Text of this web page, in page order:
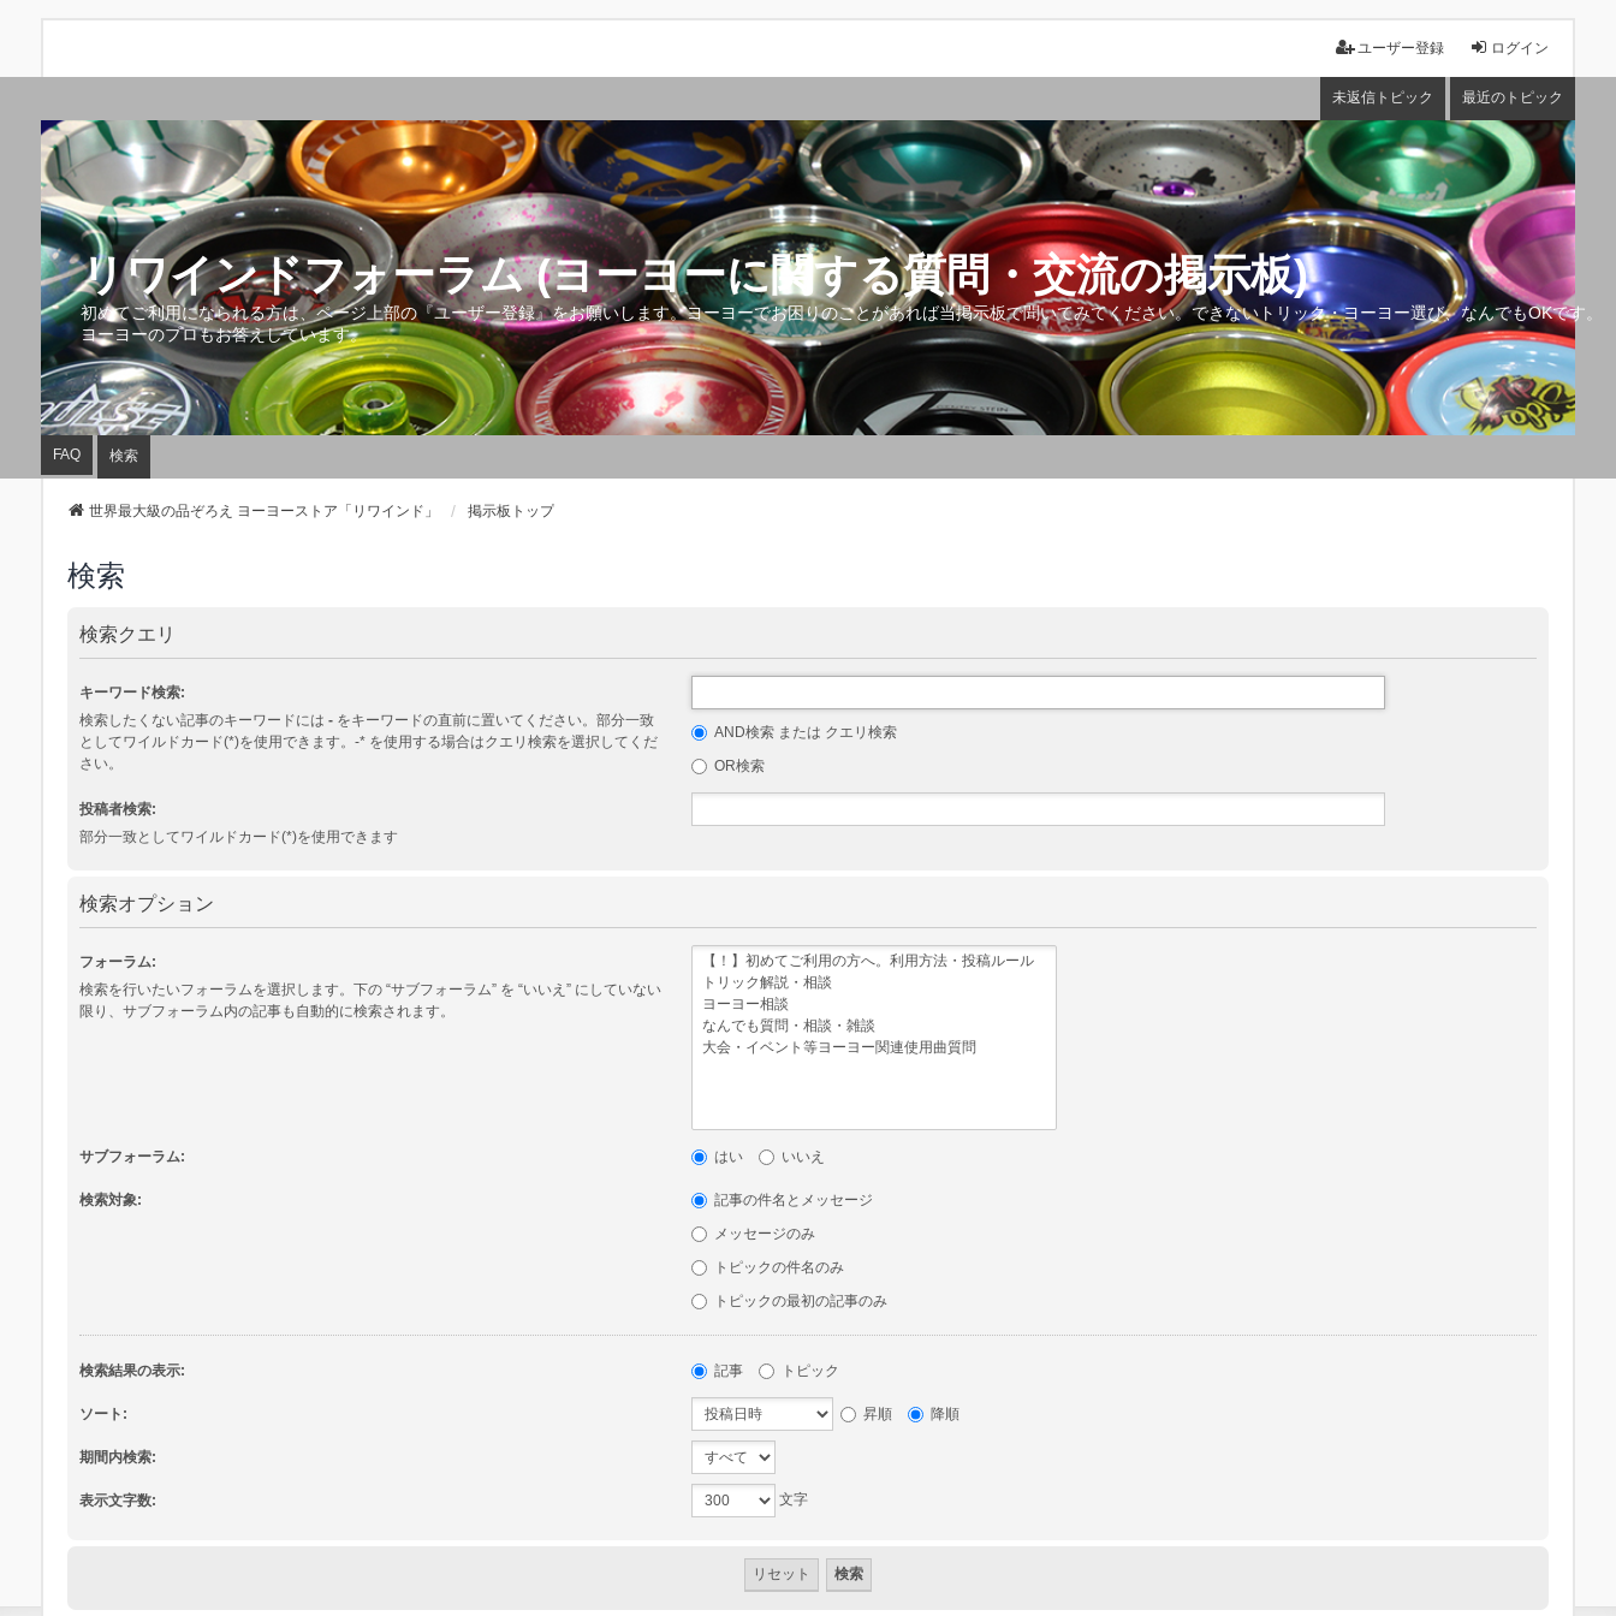
ログイン
ユーザー登録
未返信トピック 最近のトピック
リワインドフォーラム (ヨーヨーに関する質問・交流の掲示板)
初めてご利用になられる方は、ページ上部の『ユーザー登録』をお願いします。ヨーヨーでお困りのことがあれば当掲示板で聞いてみてください。できないトリック・ヨーヨー選び、なんでもOKです。
ヨーヨーのプロもお答えしています。
FAQ 検索
世界最大級の品ぞろえ ヨーヨーストア「リワインド」 掲示板トップ
検索
検索クエリ
キーワード検索:
検索したくない記事のキーワードには -をキーワードの直前に置いてください。部分一致
としてワイルドカード(*)を使用できます。-* を使用する場合はクエリ検索を選択してくだ
さい。
AND検索 または クエリ検索
OR検索
投稿者検索:
部分一致としてワイルドカード(*)を使用できます
検索オプション
フォーラム:
検索を行いたいフォーラムを選択します。下の “サブフォーラム” を “いいえ” にしていない
限り、サブフォーラム内の記事も自動的に検索されます。
サブフォーラム: はい いいえ
検索対象:
記事の件名とメッセージ
メッセージのみ
トピックの件名のみ
トピックの最初の記事のみ
検索結果の表示: 記事 トピック
ソート: 昇順 降順
期間内検索:
表示文字数: 文字